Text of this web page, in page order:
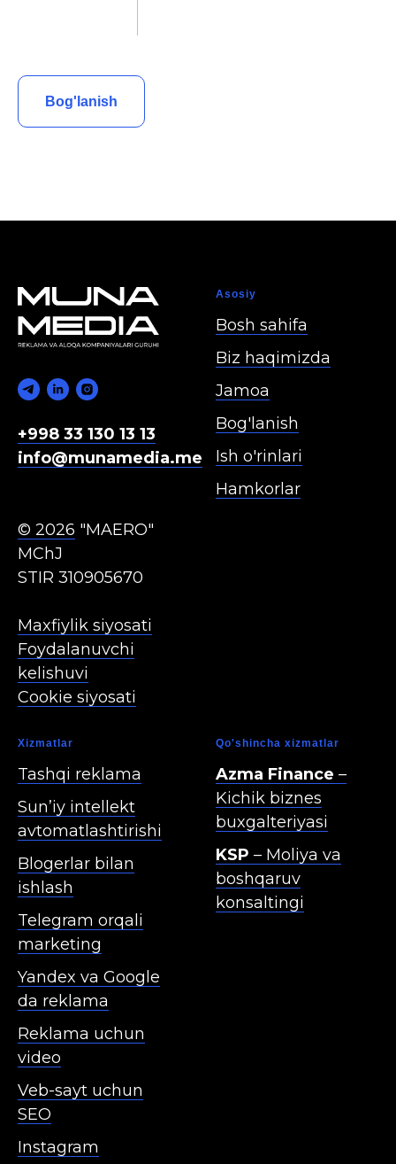
Bog'lanish
+998 33 130 13 13
info@munamedia.me
© 2026 "MAERO"
MChJ
STIR 310905670
Maxfiylik siyosati
Foydalanuvchi
kelishuvi
Cookie siyosati
Asosiy
Bosh sahifa
Biz haqimizda
Jamoa
Bog'lanish
Ish o'rinlari
Hamkorlar
Xizmatla r
Tashqi reklama
Sun’iy intellekt
avtomatlashtirishi
Blogerlar bilan
ishlash
Telegram orqali
marketing
Yandex va Google
da reklama
Reklama uchun
video
Veb-sayt uchun
SEO
Instagram
Qo'shincha xizmatlar
Azma Finance –
Kichik biznes
buxgalteriyasi
KSP – Moliya va
boshqaruv
konsaltingi